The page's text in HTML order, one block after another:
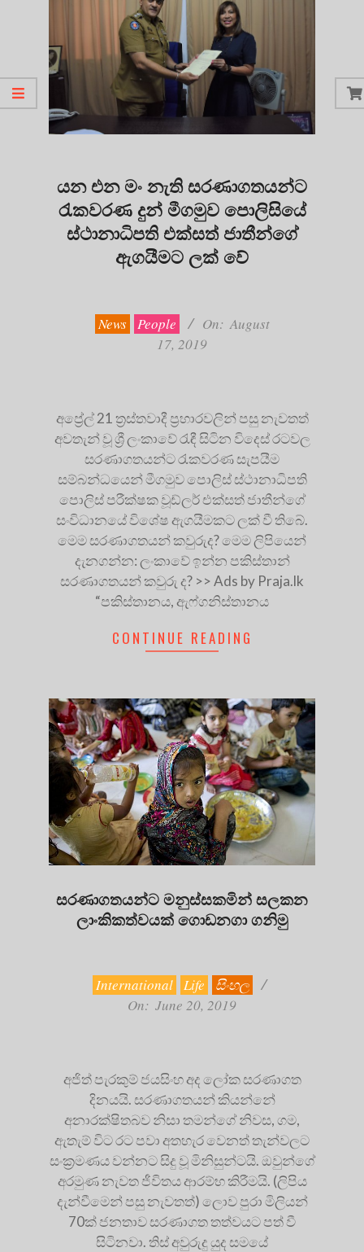
යන එන මං නැති සරණාගතයන්ට
රැකවරණ දුන් මීගමුව පොලිසියේ
ස්ථානාධිපති එක්සත් ජාතීන්ගේ
ඇගයීමට ලක් වේ
News People On: August
17, 2019
අප්‍රේල් 21 ත්‍රස්තවාදී ප්‍රහාරවලින් පසු නැවතත්
අවතැන් වූ ශ්‍රී ලංකාවේ රැඳී සිටින විදෙස් රටවල
සරණාගතයන්ට රැකවරණ සැපයීම
සම්බන්ධයෙන් මීගමුව පොලිස් ස්ථානාධිපති
පොලිස් පරීක්ෂක වූඩ්ලර් එක්සත් ජාතීන්ගේ
සංවිධානයේ විශේෂ ඇගයීමකට ලක් වී තිබේ.
මෙම සරණාගතයන් කවුරුද? මෙම ලිපියෙන්
දැනගන්න: ලංකාවේ ඉන්න පකිස්තාන්
සරණාගතයන් කවුරු ද? >> Ads by Praja.lk
“පකිස්තානය, ඇෆ්ගනිස්තානය
CONTINUE READING
සරණාගතයන්ට මනුස්සකමින් සලකන
ලාංකිකත්වයක් ගොඩනගා ගනිමු
International Life
සිංහල
On: June 20, 2019
අජිත් පැරකුම් ජයසිංහ අද ලෝක සරණාගත
දිනයයි. සරණාගතයන් කියන්නේ
අනාරක්ෂිතබව නිසා තමන්ගේ නිවස, ගම,
ඇතැම් විට රට පවා අතහැර වෙනත් තැන්වලට
සංක්‍රමණය වන්නට සිදු වූ මිනිසුන්ටයි. ඔවුන්ගේ
අරමුණ නැවත ජීවිතය ආරම්භ කිරීමයි. (ලිපිය
දැන්වීමෙන් පසු නැවතත්) ලොව පුරා මිලියන්
70ක් ජනතාව සරණාගත තත්වයට පත් වී
සිටිනවා. තිස් අවුරුදු යුද සමයේ